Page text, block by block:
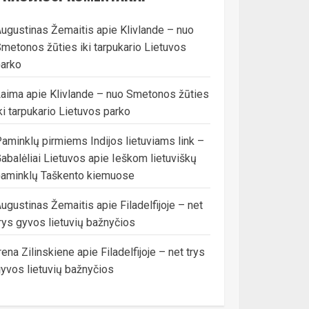
Žemaitis apie Klivlande – nuo
žūties iki tarpukario Lietuvos
apie Klivlande – nuo Smetonos žūties
tarpukario Lietuvos parko
pirmiems Indijos lietuviams link –
Lietuvos apie Ieškom lietuviškų
Taškento kiemuose
Žemaitis apie Filadelfijoje – net
gyvos lietuvių bažnyčios
Zilinskiene apie Filadelfijoje – net trys
lietuvių bažnyčios